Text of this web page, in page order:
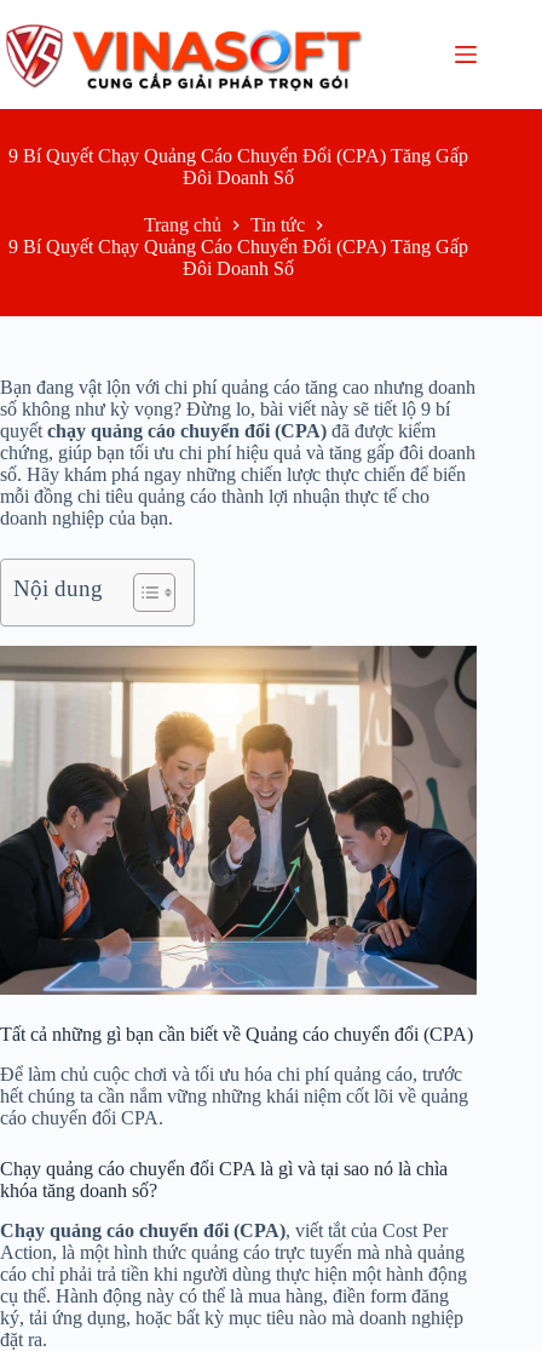
đến
phần
nội
9 Bí Quyết Chạy Quảng Cáo Chuyển Đổi (CPA) Tăng Gấp
Đôi Doanh Số
Trang chủ
Tin tức
9 Bí Quyết Chạy Quảng Cáo Chuyển Đổi (CPA) Tăng Gấp
Đôi Doanh Số
Bạn đang vật lộn với chi phí quảng cáo tăng cao nhưng doanh
số không như kỳ vọng? Đừng lo, bài viết này sẽ tiết lộ 9 bí
quyết chạy quảng cáo chuyển đổi (CPA) đã được kiểm
chứng, giúp bạn tối ưu chi phí hiệu quả và tăng gấp đôi doanh
số. Hãy khám phá ngay những chiến lược thực chiến để biến
mỗi đồng chi tiêu quảng cáo thành lợi nhuận thực tế cho
doanh nghiệp của bạn.
Nội dung
Tất cả những gì bạn cần biết về Quảng cáo chuyển đổi (CPA)
Để làm chủ cuộc chơi và tối ưu hóa chi phí quảng cáo, trước
hết chúng ta cần nắm vững những khái niệm cốt lõi về quảng
cáo chuyển đổi CPA.
Chạy quảng cáo chuyển đổi CPA là gì và tại sao nó là chìa
khóa tăng doanh số?
Chạy quảng cáo chuyển đổi (CPA), viết tắt của Cost Per
Action, là một hình thức quảng cáo trực tuyến mà nhà quảng
cáo chỉ phải trả tiền khi người dùng thực hiện một hành động
cụ thể. Hành động này có thể là mua hàng, điền form đăng
ký, tải ứng dụng, hoặc bất kỳ mục tiêu nào mà doanh nghiệp
đặt ra.